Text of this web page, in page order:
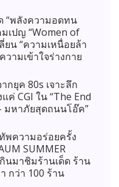
“พลังความอดทน
เปญ “Women of
ยน “ความเหนื่อยล้า
วามเข้าใจร่างกาย
กยุค 80s เจาะลึก
ค่ CGI ใน “The End
มหาภัยสุดถนนโอ๊ค”
พความอร่อยครั้ง
SUMMER
นมาชิมร้านเด็ด ร้าน
กว่า 100 ร้าน